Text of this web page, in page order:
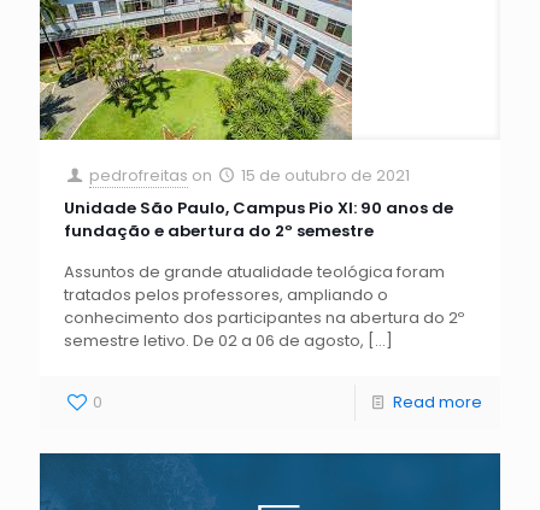
pedrofreitas on
15 de outubro de 2021
Unidade São Paulo, Campus Pio XI: 90 anos de
fundação e abertura do 2º semestre
Assuntos de grande atualidade teológica foram
tratados pelos professores, ampliando o
conhecimento dos participantes na abertura do 2º
semestre letivo. De 02 a 06 de agosto, […]
0 Read more